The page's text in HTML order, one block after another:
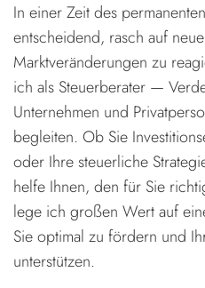
In einer Zeit des
entscheidend, rasch auf
Marktveränderungen zu
ich als Steuerberater —
Unternehmen und
begleiten. Ob Sie
oder Ihre steuerliche
helfe Ihnen, den für Sie
lege ich großen Wert auf
Sie optimal zu fördern und
unterstützen.